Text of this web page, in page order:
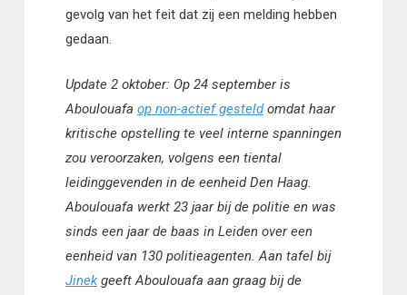
gevolg van het feit dat zij een melding hebben
gedaan.
Update 2 oktober: Op 24 september is
Aboulouafa op non-actief gesteldomdat haar
kritische opstelling te veel interne spanningen
zou veroorzaken, volgens een tiental
leidinggevenden in de eenheid Den Haag.
Aboulouafa werkt 23 jaar bij de politie en was
sinds een jaar de baas in Leiden over een
eenheid van 130 politieagenten. Aan tafel bij
Jinekgeeft Aboulouafa aan graag bij de